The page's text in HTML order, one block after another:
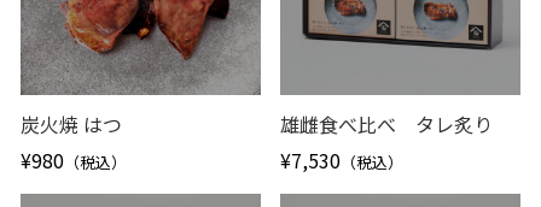
炭火焼 はつ
¥980 （税込）
雄雌食べ比べ タレ炙り
¥7,530 （税込）